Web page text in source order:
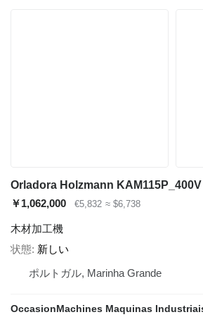
Orladora Holzmann KAM115P_400V
￥1,062,000
€5,832 ≈ $6,738
木材加工機
状態 新しい
ポルトガル, Marinha Grande
OccasionMachines Maquinas